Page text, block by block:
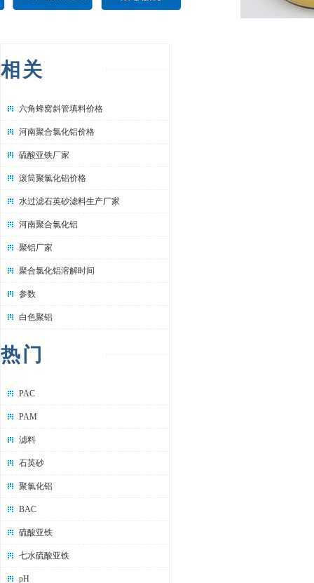
相关
六角蜂窝斜管填料价格
河南聚合氯化铝价格
硫酸亚铁厂家
滚筒聚氯化铝价格
水过滤石英砂滤料生产厂家
河南聚合氯化铝
聚铝厂家
聚合氯化铝溶解时间
参数
白色聚铝
热门
PAC
PAM
滤料
石英砂
聚氯化铝
BAC
硫酸亚铁
七水硫酸亚铁
pH